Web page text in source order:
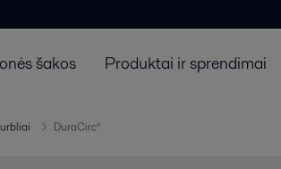
šakos Produktai ir sprendimai
DuraCirc®